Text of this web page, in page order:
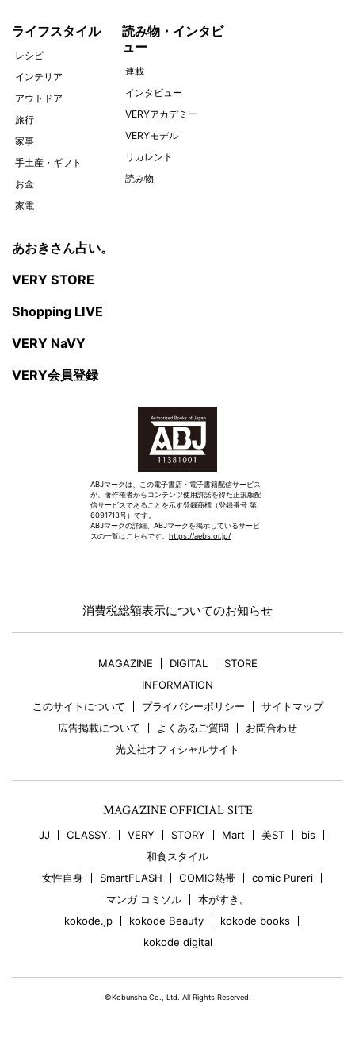
ライフスタイル
レシピ
インテリア
アウトドア
旅行
家事
手土産・ギフト
お金
家電
読み物・インタビ
ュー
連載
インタビュー
VERYアカデミー
VERYモデル
リカレント
読み物
あおきさん占い。
VERY STORE
Shopping LIVE
VERY NaVY
VERY会員登録
ABJマークは、この電子書店・電子書籍配信サービス
が、著作権者からコンテンツ使用許諾を得た正規版配
信サービスであることを示す登録商標（登録番号 第
6091713号）です。
ABJマークの詳細、ABJマークを掲示しているサービ
スの一覧はこちらです。 https://aebs.or.jp/
消費税総額表示についてのお知らせ
MAGAZINE DIGITAL
STORE
INFORMATION
このサイトについて
プライバシーポリシー
サイトマップ
広告掲載について
よくあるご質問
お問合わせ
光文社オフィシャルサイト
MAGAZINE OFFICIAL SITE
JJ CLASSY. VERY STORY Mart 美ST
bis
和食スタイル
女性自身
SmartFLASH COMIC熱帯
comic Pureri
マンガ コミソル
本がすき。
kokode.jp
kokode Beauty
kokode books
kokode digital
©Kobunsha Co., Ltd. All Rights Reserved.